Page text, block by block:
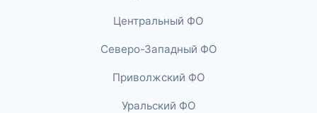
Центральный ФО
Северо-Западный ФО
Приволжский ФО
Уральский ФО